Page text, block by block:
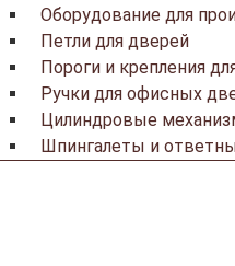
Оборудование для
Петли для дверей
Пороги и крепления
Ручки для офисных
Цилиндровые
Шпингалеты и